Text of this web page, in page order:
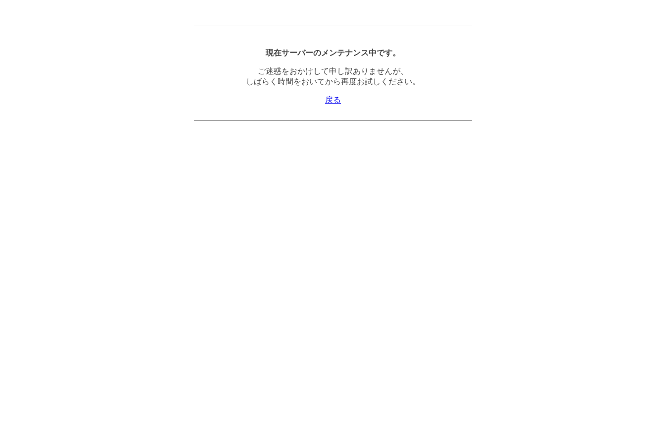
現在サーバーのメンテナンス中です。
ご迷惑をおかけして申し訳ありませんが、
しばらく時間をおいてから再度お試しください。
戻る